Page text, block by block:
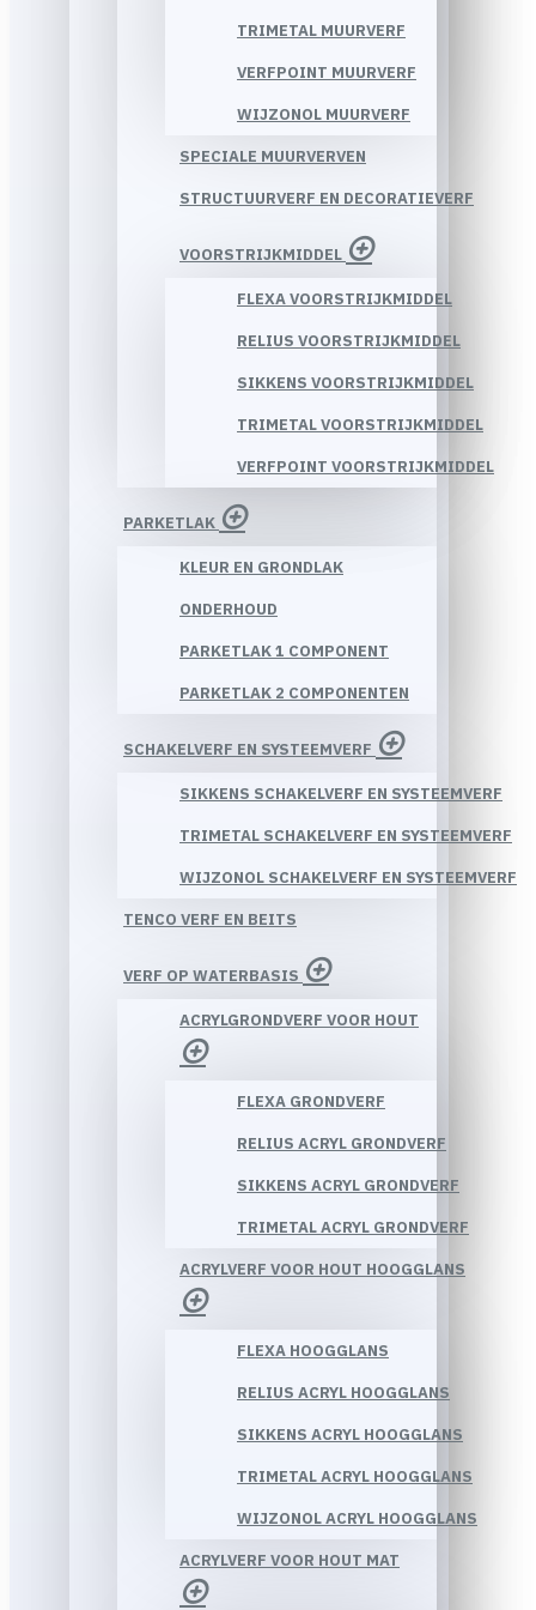
TRIMETAL MUURVERF
VERFPOINT MUURVERF
WIJZONOL MUURVERF
SPECIALE MUURVERVEN
STRUCTUURVERF EN DECORATIEVERF
VOORSTRIJKMIDDEL
FLEXA VOORSTRIJKMIDDEL
RELIUS VOORSTRIJKMIDDEL
SIKKENS VOORSTRIJKMIDDEL
TRIMETAL VOORSTRIJKMIDDEL
VERFPOINT VOORSTRIJKMIDDEL
PARKETLAK
KLEUR EN GRONDLAK
ONDERHOUD
PARKETLAK 1 COMPONENT
PARKETLAK 2 COMPONENTEN
SCHAKELVERF EN SYSTEEMVERF
SIKKENS SCHAKELVERF EN SYSTEEMVERF
TRIMETAL SCHAKELVERF EN SYSTEEMVERF
WIJZONOL SCHAKELVERF EN SYSTEEMVERF
TENCO VERF EN BEITS
VERF OP WATERBASIS
ACRYLGRONDVERF VOOR HOUT
FLEXA GRONDVERF
RELIUS ACRYL GRONDVERF
SIKKENS ACRYL GRONDVERF
TRIMETAL ACRYL GRONDVERF
ACRYLVERF VOOR HOUT HOOGGLANS
FLEXA HOOGGLANS
RELIUS ACRYL HOOGGLANS
SIKKENS ACRYL HOOGGLANS
TRIMETAL ACRYL HOOGGLANS
WIJZONOL ACRYL HOOGGLANS
ACRYLVERF VOOR HOUT MAT